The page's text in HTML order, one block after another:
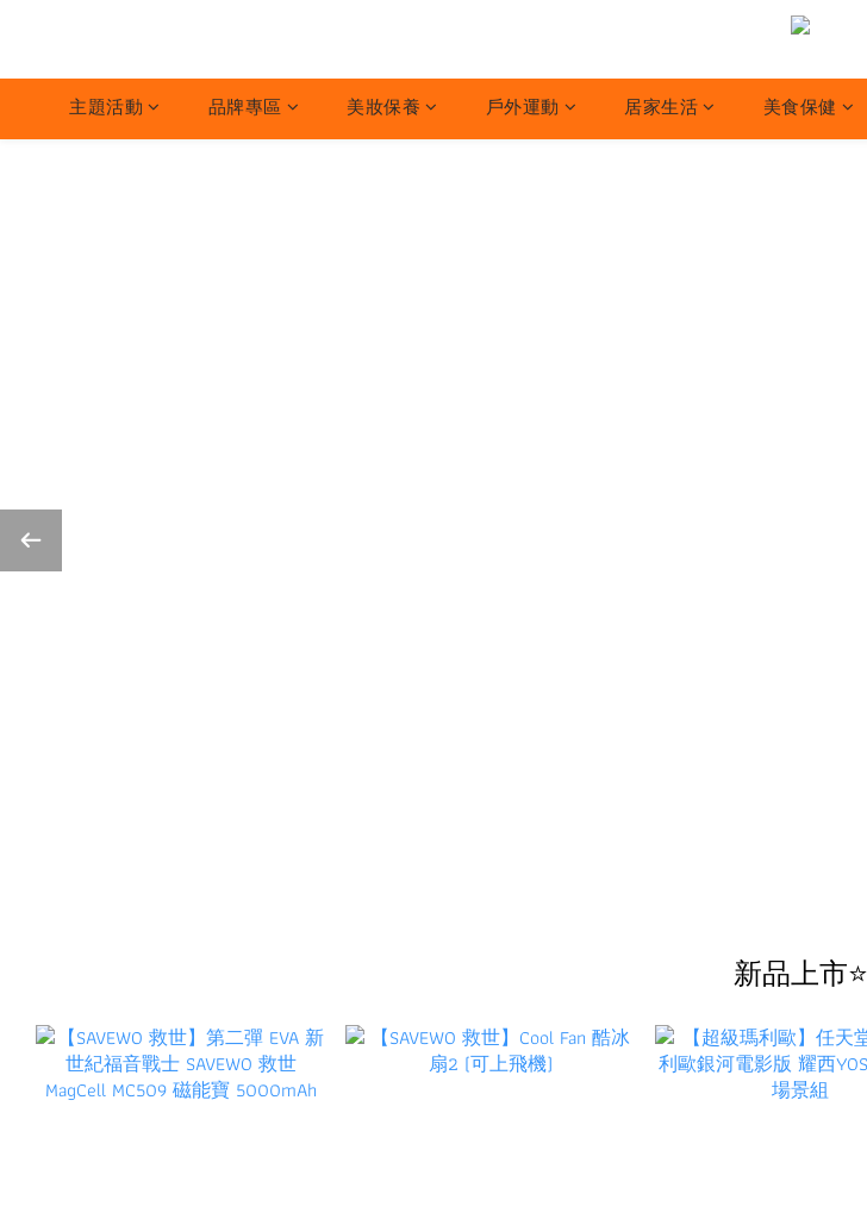
主題活動 品牌專區 美妝保養 戶外運動 居家生活 美食保健
新品上市⭐